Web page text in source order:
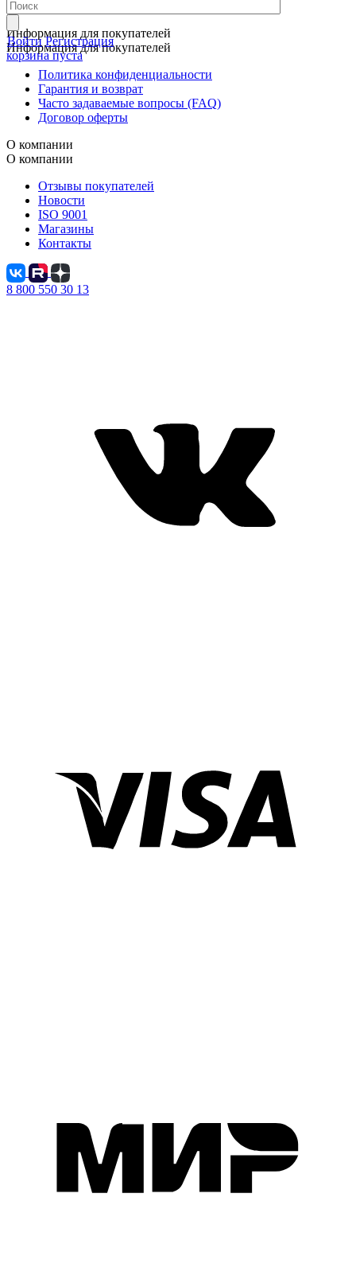
Войти Регистрация
корзина пуста
Информация для покупателей
Информация для покупателей
Политика конфиденциальности
Гарантия и возврат
Часто задаваемые вопросы (FAQ)
Договор оферты
О компании
О компании
Отзывы покупателей
Новости
ISO 9001
Магазины
Контакты
8 800 550 30 13